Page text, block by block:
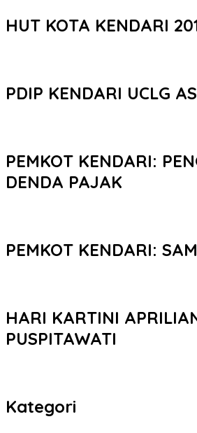
HUT KOTA KENDARI
PDIP KENDARI UCLG
PEMKOT KENDARI:
DENDA PAJAK
PEMKOT KENDARI:
HARI KARTINI
PUSPITAWATI
Kategori